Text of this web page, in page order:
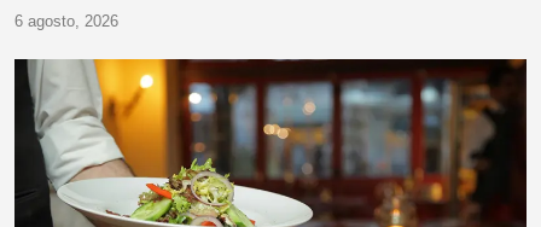
6 agosto, 2026